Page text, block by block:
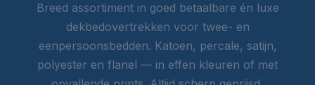
Breed assortiment in goed betaalbare én luxe
dekbedovertrekken voor twee- en
eenpersoonsbedden. Katoen, percale, satijn,
polyester en flanel — in effen kleuren of met